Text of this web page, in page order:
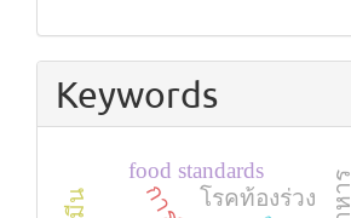
Keywords
โรคท้องร่วง
food standards